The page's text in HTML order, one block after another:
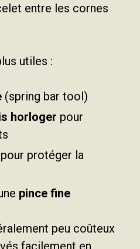
entre les cornes
utiles :
(spring bar tool)
horloger pour
pour protéger la
pince fine
peu coûteux
facilement en